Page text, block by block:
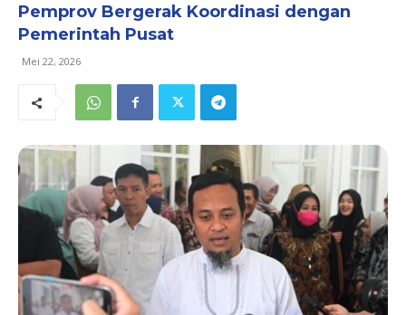
Pemprov Bergerak Koordinasi dengan
Pemerintah Pusat
Mei 22, 2026